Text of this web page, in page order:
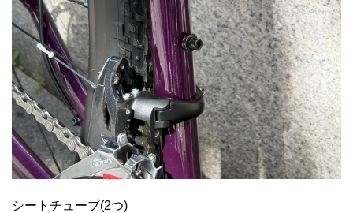
シートチューブ(2つ)